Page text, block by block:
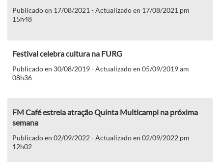
Publicado en 17/08/2021 - Actualizado en 17/08/2021 pm
15h48
Festival celebra cultura na FURG
Publicado en 30/08/2019 - Actualizado en 05/09/2019 am
08h36
FM Café estreia atração Quinta Multicampi na próxima
semana
Publicado en 02/09/2022 - Actualizado en 02/09/2022 pm
12h02